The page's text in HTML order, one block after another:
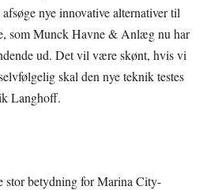
nye innovative alternativer til
som Munck Havne & Anlæg nu har
ud. Det vil være skønt, hvis vi
skal den nye teknik testes
Langhoff.
stor betydning for Marina City-